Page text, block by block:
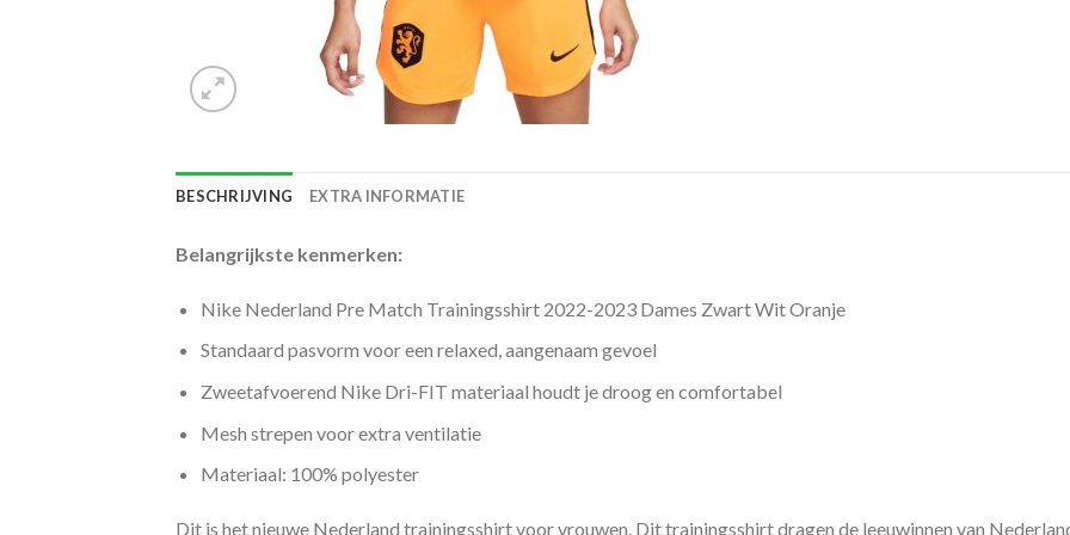
BESCHRIJVING EXTRA INFORMATIE
Belangrijkste kenmerken:
Nike Nederland Pre Match Trainingsshirt 2022-2023 Dames Zwart Wit Oranje
Standaard pasvorm voor een relaxed, aangenaam gevoel
Zweetafvoerend Nike Dri-FIT materiaal houdt je droog en comfortabel
Mesh strepen voor extra ventilatie
Materiaal: 100% polyester
Dit is het nieuwe Nederland trainingsshirt voor vrouwen. Dit trainingsshirt dragen de leeuwinnen van